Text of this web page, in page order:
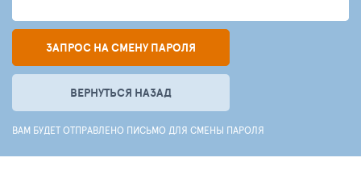
ЗАПРОС НА СМЕНУ ПАРОЛЯ
ВЕРНУТЬСЯ НАЗАД
ВАМ БУДЕТ ОТПРАВЛЕНО ПИСЬМО ДЛЯ СМЕНЫ ПАРОЛЯ